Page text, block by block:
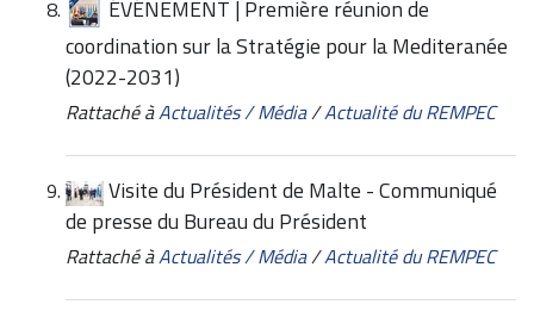
ÉVÉNEMENT | Première réunion de
coordination sur la Stratégie pour la Mediteranée
(2022-2031)
Rattaché àActualités / Média/Actualité du REMPEC
Visite du Président de Malte - Communiqué
de presse du Bureau du Président
Rattaché àActualités / Média/Actualité du REMPEC